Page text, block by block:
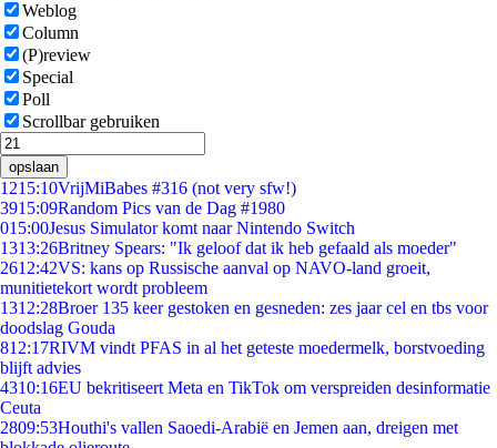
Weblog
Column
(P)review
Special
Poll
Scrollbar gebruiken
opslaan
1215:10VrijMiBabes #316 (not very sfw!)
3915:09Random Pics van de Dag #1980
015:00Jesus Simulator komt naar Nintendo Switch
1313:26Britney Spears: "Ik geloof dat ik heb gefaald als moeder"
2612:42VS: kans op Russische aanval op NAVO-land groeit,
munitietekort wordt probleem
1312:28Broer 135 keer gestoken en gesneden: zes jaar cel en tbs voor
doodslag Gouda
812:17RIVM vindt PFAS in al het geteste moedermelk, borstvoeding
blijft advies
4310:16EU bekritiseert Meta en TikTok om verspreiden desinformatie
Ceuta
2809:53Houthi's vallen Saoedi-Arabië en Jemen aan, dreigen met